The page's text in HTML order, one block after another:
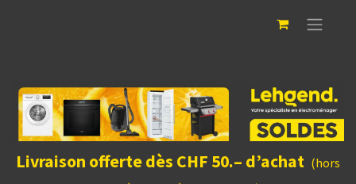
Livraison offerte dès CHF 50.– d’achat (hors